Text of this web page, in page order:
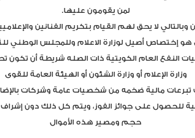
لمن يقومون عليها.
لا يحق لهم القيام بتكريم الفنانين
إختصاص أصيل لوزارة الاعلام وللمجلس الوطني
النفع العام الكويتية ذات الصله شريطة أن تكون
وزارة الإعلام أو وزارة الشئون أو الهيئة العامة للقوى
تبرعات مالية ضخمه من شخصيات عامة وشركات
للحصول على جوائز الفوز، ويتم كل ذلك دون
حجم ومصير هذه الأموال